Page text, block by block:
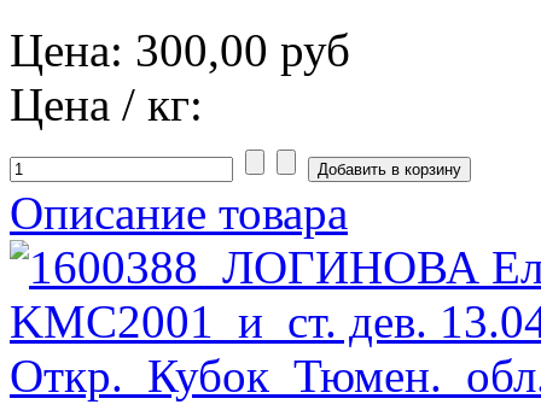
Цена: 300,00 руб
Цена / кг:
Описание товара